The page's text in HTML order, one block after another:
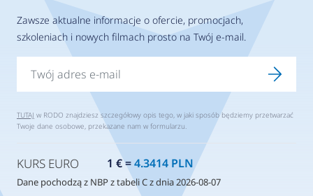
Zawsze aktualne informacje o ofercie, promocjach,
szkoleniach i nowych filmach prosto na Twój e-mail.
TUTAJ w RODO znajdziesz szczegółowy opis tego, w jaki sposób będziemy przetwarzać
Twoje dane osobowe, przekazane nam w formularzu.
KURS EURO 1 € =4.3414 PLN
Dane pochodzą z NBP z tabeli C z dnia 2026-08-07